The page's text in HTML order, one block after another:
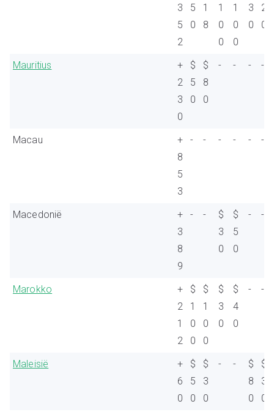
3
5
2
5
0
1
8
1
0
0
1
0
0
3
0
2
0
Mauritius
+
2
3
0
$
5
0
$
8
0
- - - -
Macau
+
8
5
3
- - - - - -
Macedonië
+
3
8
9
- -
$
3
0
$
5
0
- -
Marokko
+
2
1
2
$
1
0
0
$
1
0
0
$
3
0
$
4
0
- -
Maleisië
+
6
0
$
5
0
$
3
0
- -
$
8
0
$
3
0